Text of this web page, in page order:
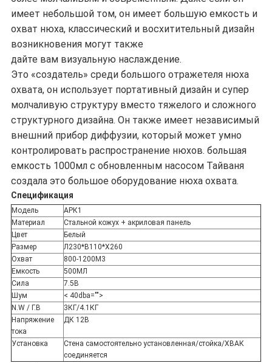
имеет небольшой том, он имеет большую емкость и
охват нюха, классический и восхитительный дизайн
возникновения могут также
дайте вам визуальную наслаждение.
Это «создатель» среди большого отражетеля нюха
охвата, он использует портативный дизайн и супер
молчаливую структуру вместо тяжелого и сложного
структурного дизайна. Он также имеет независимый
внешний прибор диффузии, который может умно
контролировать распространение нюхов. большая
емкость 1000мл с обновленным насосом Тайваня
создала это большое оборудование нюха охвата.
Спецификация
Модель
АРК1
Материал
Стальной кожух + акриловая панель
Цвет
Белый
Размер
Л230*В110*Х260
Охват
800-1200М3
Емкость
500МЛ
Сила
7.5В
Шум
< 40dba="">
N.W / Г.В
3КГ/4.1КГ
Напряжение
тока
ДК 12В
Установка
Стена самостоятельно установленная/стойка/ХВАК
соединяется